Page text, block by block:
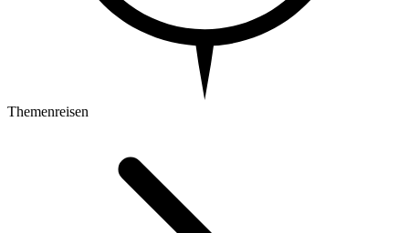
Themenreisen